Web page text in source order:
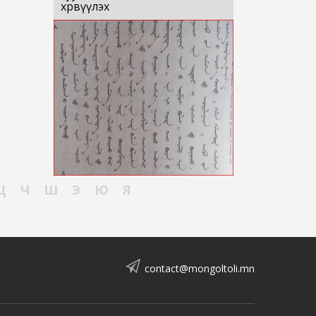
хөрвүүлэх
Ч Ш Э Ю Я
contact@mongoltoli.mn